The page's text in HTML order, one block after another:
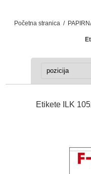
Početna stranica /
Etikete ILK